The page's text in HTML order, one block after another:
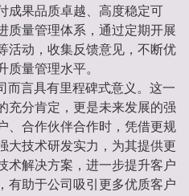
成果品质卓越、高度稳定可
质量管理体系，通过定期开展
活动，收集反馈意见，不断优
质量管理水平。
而言具有里程碑式意义。这一
充分肯定，更是未来发展的强
、合作伙伴合作时，凭借更规
大技术研发实力，为其提供更
术解决方案，进一步提升客户
有助于公司吸引更多优质客户